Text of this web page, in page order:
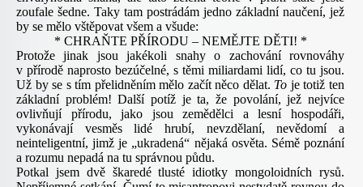
zoufale šedne. Taky tam postrádám jedno základní naučení, jež
by se mělo vštěpovat všem a všude:
* CHRAŇTE PŘÍRODU – NEMĚJTE DĚTI! *
Protože jinak jsou jakékoli snahy o zachování rovnováhy
v přírodě naprosto bezúčelné, s těmi miliardami lidí, co tu jsou.
Už by se s tím přelidněním mělo začít něco dělat. To je totiž ten
základní problém! Další potíž je ta, že povolání, jež nejvíce
ovlivňují přírodu, jako jsou zemědělci a lesní hospodáři,
vykonávají vesměs lidé hrubí, nevzdělaní, nevědomí a
neinteligentní, jimž je „ukradená“ nějaká osvěta. Sémě poznání
a rozumu nepadá na tu správnou půdu.
Potkal jsem dvě škaredé tlusté idiotky mongoloidních rysů.